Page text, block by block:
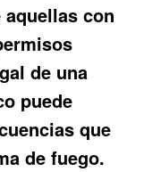
con
de una
puede
que
de fuego.